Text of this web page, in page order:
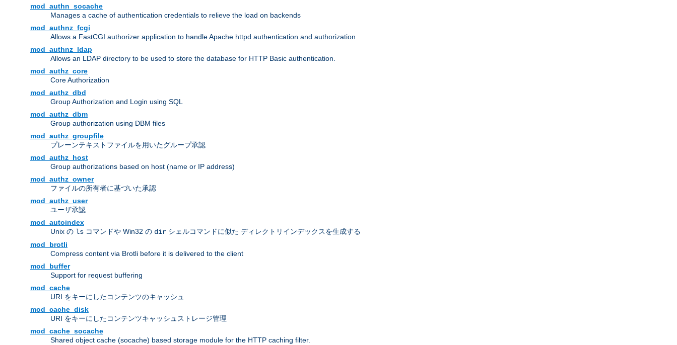
mod_authn_socache
Manages a cache of authentication credentials to relieve the load on backends
mod_authnz_fcgi
Allows a FastCGI authorizer application to handle Apache httpd authentication and authorization
mod_authnz_ldap
Allows an LDAP directory to be used to store the database for HTTP Basic authentication.
mod_authz_core
Core Authorization
mod_authz_dbd
Group Authorization and Login using SQL
mod_authz_dbm
Group authorization using DBM files
mod_authz_groupfile
プレーンテキストファイルを用いたグループ承認
mod_authz_host
Group authorizations based on host (name or IP address)
mod_authz_owner
ファイルの所有者に基づいた承認
mod_authz_user
ユーザ承認
mod_autoindex
Unix の ls コマンドや Win32 の dir シェルコマンドに似た ディレクトリインデックスを生成する
mod_brotli
Compress content via Brotli before it is delivered to the client
mod_buffer
Support for request buffering
mod_cache
URI をキーにしたコンテンツのキャッシュ
mod_cache_disk
URI をキーにしたコンテンツキャッシュストレージ管理
mod_cache_socache
Shared object cache (socache) based storage module for the HTTP caching filter.